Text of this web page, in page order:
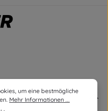
um eine bestmögliche
Mehr Informationen ...